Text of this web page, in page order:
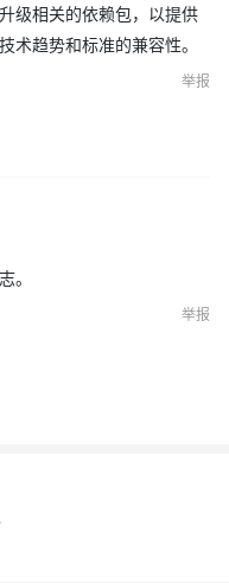
级相关的依赖包，以提供
术趋势和标准的兼容性。
举报
。
举报